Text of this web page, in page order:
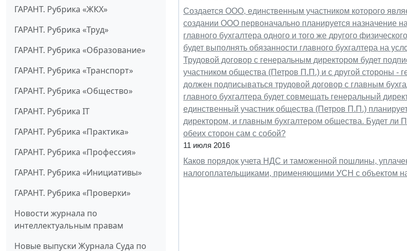
ГАРАНТ. Рубрика «ЖКХ»
ГАРАНТ. Рубрика «Труд»
ГАРАНТ. Рубрика «Образование»
ГАРАНТ. Рубрика «Транспорт»
ГАРАНТ. Рубрика «Общество»
ГАРАНТ. Рубрика IT
ГАРАНТ. Рубрика «Практика»
ГАРАНТ. Рубрика «Профессия»
ГАРАНТ. Рубрика «Инициативы»
ГАРАНТ. Рубрика «Проверки»
Новости журнала по
интеллектуальным правам
Новые выпуски Журнала Суда по
Создается ООО, единственным участником которого
создании ООО первоначально планируется назначение
главного бухгалтера одного и того же другого
будет выполнять обязанности главного бухгалтера на
Трудовой договор с генеральным директором будет
участником общества (Петров П.П.) и с другой стороны
должен подписываться трудовой договор с главным
главного бухгалтера будет совмещать генеральный
единственный участник общества (Петров П.П.)
директором, и главным бухгалтером общества. Будет
обеих сторон сам с собой?
11 июля 2016
Каков порядок учета НДС и таможенной пошлины,
налогоплательщиками, применяющими УСН с объектом